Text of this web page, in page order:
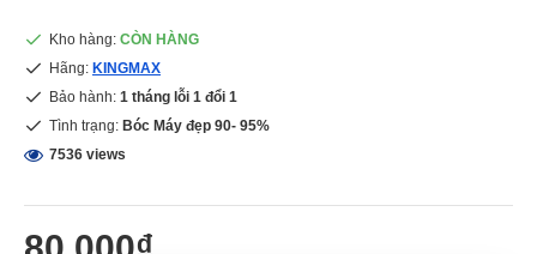
Kho hàng: CÒN HÀNG
Hãng: KINGMAX
Bảo hành: 1 tháng lỗi 1 đổi 1
Tình trạng: Bóc Máy đẹp 90- 95%
7536 views